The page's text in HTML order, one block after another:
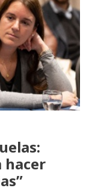
hacer